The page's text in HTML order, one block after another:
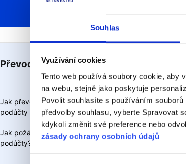
Souhlas
Využívání cookies
Tento web používá soubory cookie, aby
na webu, stejně jako poskytuje
Povolit souhlasíte s používáním
předvolby souhlasu, vyberte Spravovat
kdykoli změnit své preference nebo
zásady ochrany osobních údajů
Všechny články
Převody mezi účty
Jak převedu prostředky mezi
podúčty
Jak požádám o převod pozic mezi
podúčty?